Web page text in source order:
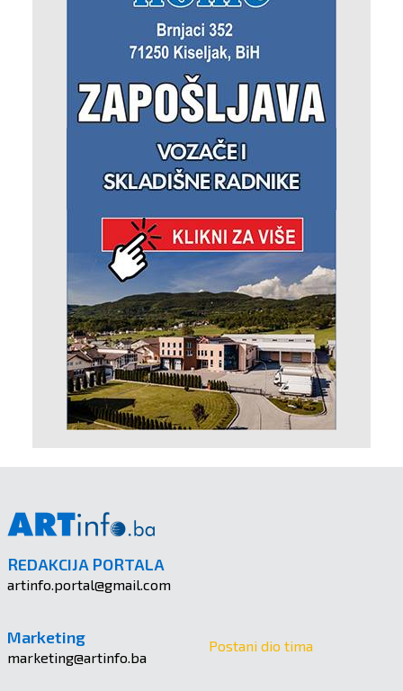
REDAKCIJA PORTALA
artinfo.portal@gmail.com
Marketing
marketing@artinfo.ba
Postani dio tima